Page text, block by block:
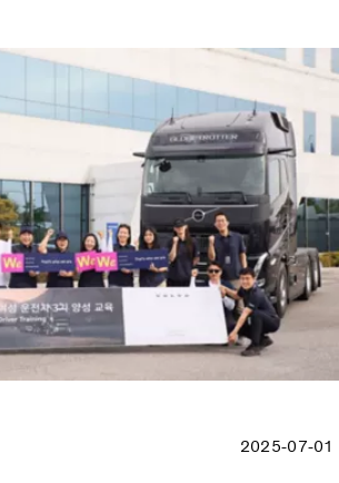
2025-07-01